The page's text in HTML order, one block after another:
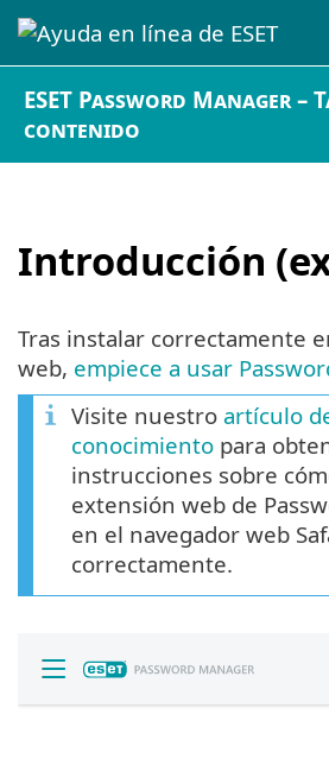
ESET Password Manager –
contenido
Introducción
Tras instalar correctamente
web, empiece a usar
Visite nuestro artículo
conocimiento para
instrucciones sobre
extensión web de
en el navegador web
correctamente.